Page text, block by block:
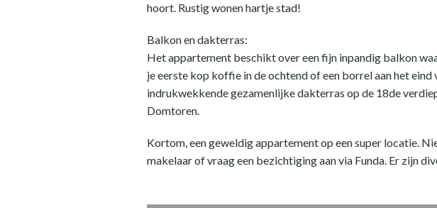
hoort. Rustig wonen hartje stad!
Balkon en dakterras:
Het appartement beschikt over een fijn inpandig balkon
je eerste kop koffie in de ochtend of een borrel aan het
indrukwekkende gezamenlijke dakterras op de 18de
Domtoren.
Kortom, een geweldig appartement op een super locatie.
makelaar of vraag een bezichtiging aan via Funda. Er zijn